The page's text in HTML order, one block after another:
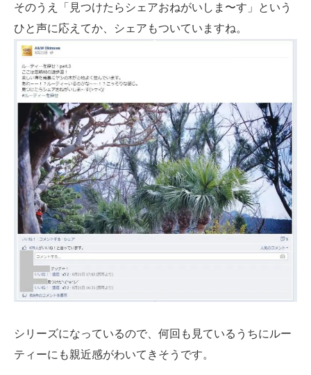
そのうえ「見つけたらシェアおねがいしま〜す」という
ひと声に応えてか、シェアもついていますね。
シリーズになっているので、何回も見ているうちにルー
ティーにも親近感がわいてきそうです。